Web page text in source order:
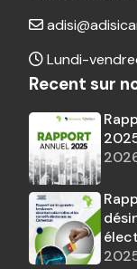
Lundi-
Recent sur